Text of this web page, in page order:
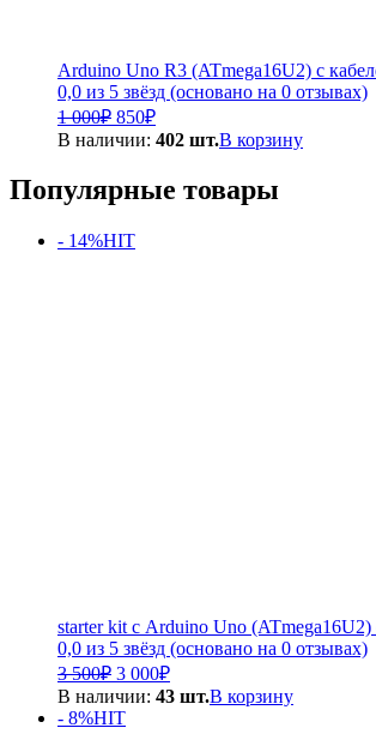
Arduino Uno R3 (ATmega16U2) с
0,0 из 5 звёзд (основано на 0 отзывах)
1 000₽ Первоначальная
цена
000₽.
850₽Текущая
цена:
В наличии: 402 шт.В корзину
Популярные товары
- 14%HIT
starter kit с Arduino Uno (ATmega16U2)
0,0 из 5 звёзд (основано на 0 отзывах)
3 500₽ Первоначальная
цена
составляла
3
3 000₽Текущая
цена:
В наличии: 43 шт.В корзину
- 8%HIT